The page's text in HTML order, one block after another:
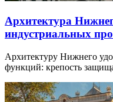
Архитектура
индустриальных
Архитектуру Нижнего
функций: крепость